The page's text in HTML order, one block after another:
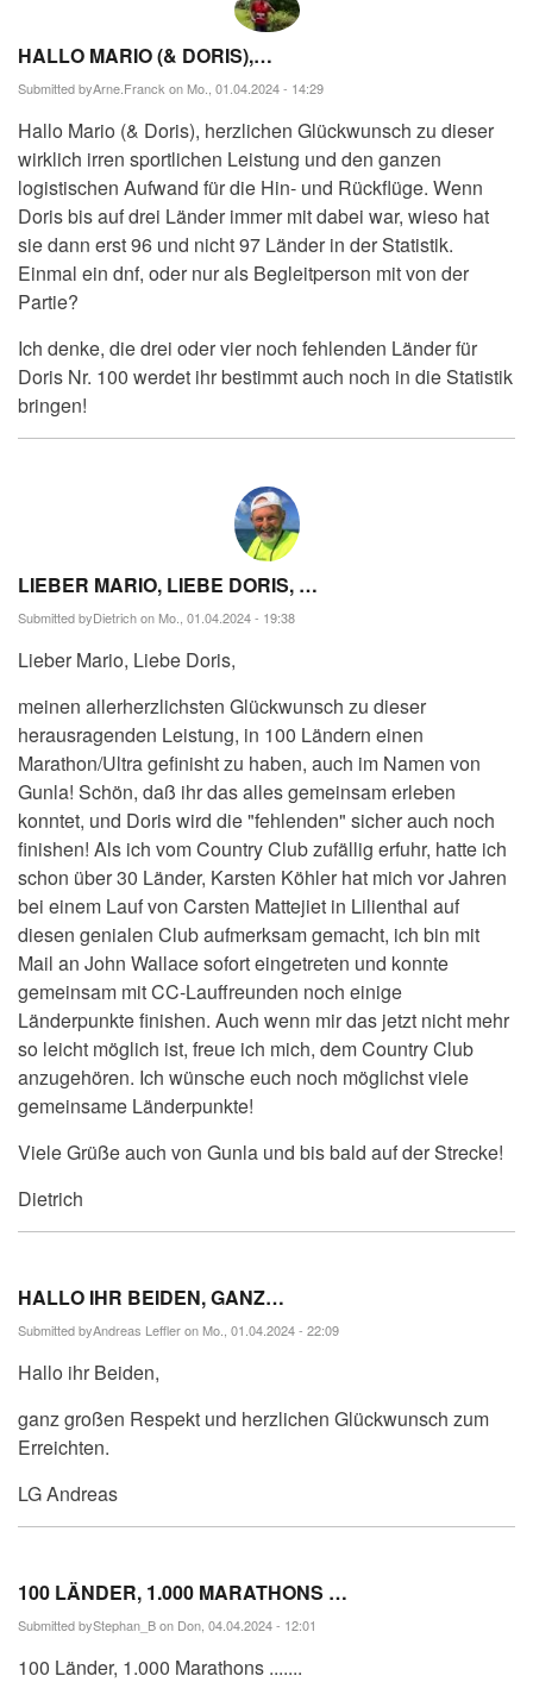
HALLO MARIO (& DORIS),…
Submitted byArne.Franck on Mo., 01.04.2024 - 14:29
Hallo Mario (& Doris), herzlichen Glückwunsch zu dieser
wirklich irren sportlichen Leistung und den ganzen
logistischen Aufwand für die Hin- und Rückflüge. Wenn
Doris bis auf drei Länder immer mit dabei war, wieso hat
sie dann erst 96 und nicht 97 Länder in der Statistik.
Einmal ein dnf, oder nur als Begleitperson mit von der
Partie?
Ich denke, die drei oder vier noch fehlenden Länder für
Doris Nr. 100 werdet ihr bestimmt auch noch in die Statistik
bringen!
LIEBER MARIO, LIEBE DORIS, …
Submitted byDietrichon Mo., 01.04.2024 - 19:38
Lieber Mario, Liebe Doris,
meinen allerherzlichsten Glückwunsch zu dieser
herausragenden Leistung, in 100 Ländern einen
Marathon/Ultra gefinisht zu haben, auch im Namen von
Gunla! Schön, daß ihr das alles gemeinsam erleben
konntet, und Doris wird die "fehlenden" sicher auch noch
finishen! Als ich vom Country Club zufällig erfuhr, hatte ich
schon über 30 Länder, Karsten Köhler hat mich vor Jahren
bei einem Lauf von Carsten Mattejiet in Lilienthal auf
diesen genialen Club aufmerksam gemacht, ich bin mit
Mail an John Wallace sofort eingetreten und konnte
gemeinsam mit CC-Lauffreunden noch einige
Länderpunkte finishen. Auch wenn mir das jetzt nicht mehr
so leicht möglich ist, freue ich mich, dem Country Club
anzugehören. Ich wünsche euch noch möglichst viele
gemeinsame Länderpunkte!
Viele Grüße auch von Gunla und bis bald auf der Strecke!
Dietrich
HALLO IHR BEIDEN, GANZ…
Submitted byAndreas Leffleron Mo., 01.04.2024 - 22:09
Hallo ihr Beiden,
ganz großen Respekt und herzlichen Glückwunsch zum
Erreichten.
LG Andreas
100 LÄNDER, 1.000 MARATHONS …
Submitted byStephan_Bon Don, 04.04.2024 - 12:01
100 Länder, 1.000 Marathons .......